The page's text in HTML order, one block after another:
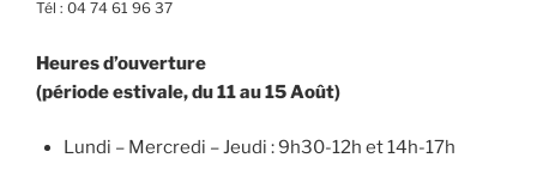
Tél : 04 74 61 96 37
Heures d’ouverture
(période estivale, du 11 au 15 Août)
Lundi – Mercredi – Jeudi : 9h30-12h et 14h-17h